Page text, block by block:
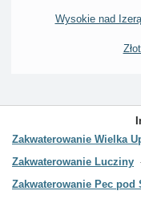
Wysokie nad Izerą
Zakwaterowanie Wielka
Zakwaterowanie Lucziny
Zakwaterowanie Pec pod